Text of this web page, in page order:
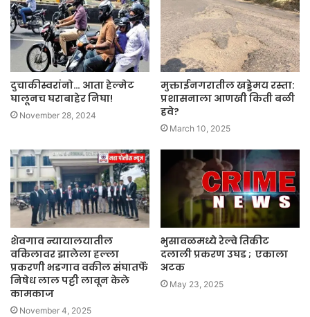
दुचाकीस्वरांनो… आता हेल्मेट
घालूनच घराबाहेर निघा!
November 28, 2024
मुक्ताईनगरातील खड्डेमय रस्ता:
प्रशासनाला आणखी किती बळी
हवे?
March 10, 2025
शेवगाव न्यायालयातील
वकिलावर झालेला हल्ला
प्रकरणी भडगाव वकील संघातर्फे
निषेध लाल पट्टी लावून केले
कामकाज
November 4, 2025
भुसावळमध्ये रेल्वे तिकीट
दलाली प्रकरण उघड ; एकाला
अटक
May 23, 2025